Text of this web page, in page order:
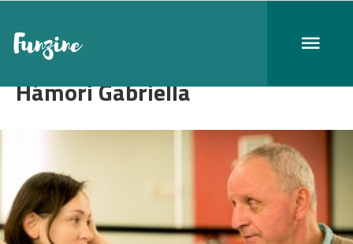
Hámori Gabriella